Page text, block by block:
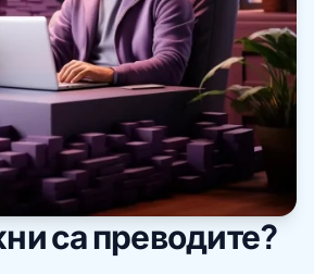
са преводите?